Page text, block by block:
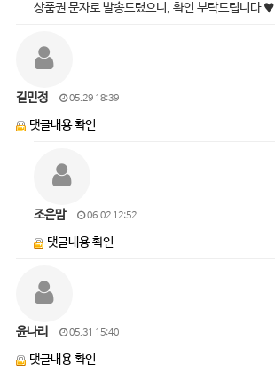
상품권 문자로 발송드렸으니, 확인 부탁드립니다 ♥
길민정 05.29 18:39
댓글내용 확인
조은맘 06.02 12:52
댓글내용 확인
윤나리 05.31 15:40
댓글내용 확인